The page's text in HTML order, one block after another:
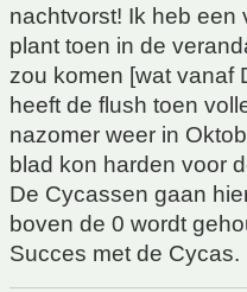
nachtvorst! Ik heb een
plant toen in de
zou komen [wat vanaf
heeft de flush toen
nazomer weer in
blad kon harden voor
De Cycassen gaan
boven de 0 wordt
Succes met de Cycas.